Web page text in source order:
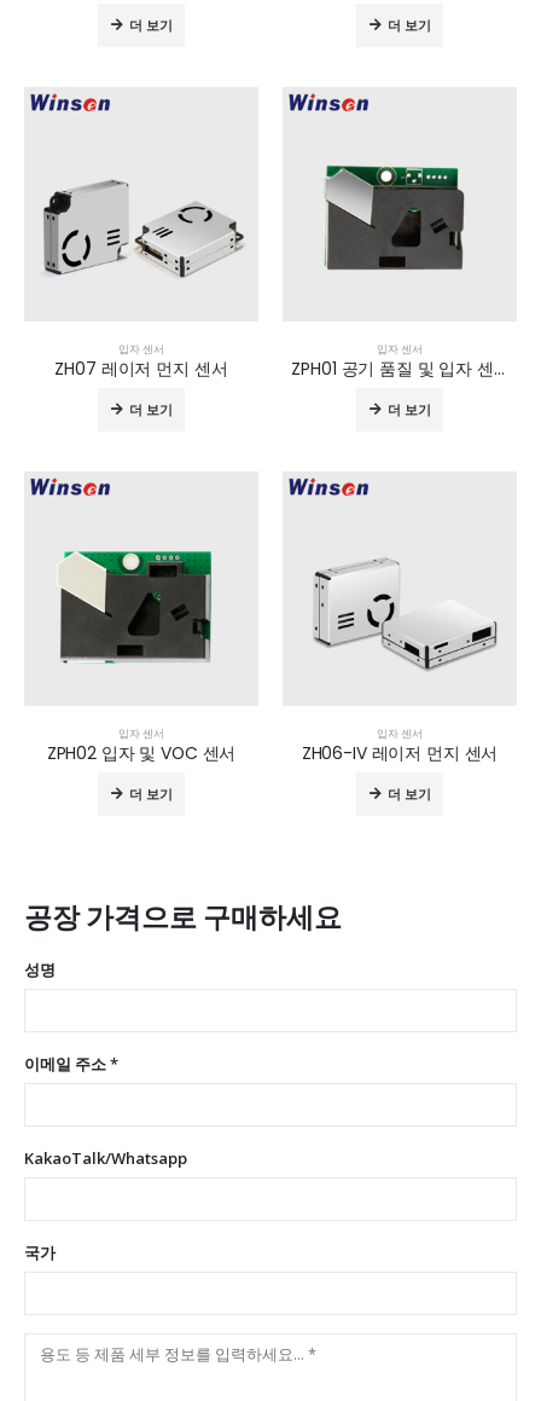
더 보기 더 보기
입자 센서
ZH07 레이저 먼지 센서
더 보기
입자 센서
ZPH01 공기 품질 및 입자 센서
더 보기
입자 센서
ZPH02 입자 및 VOC 센서
더 보기
입자 센서
ZH06-IV 레이저 먼지 센서
더 보기
공장 가격으로 구매하세요
성명
이메일 주소 *
KakaoTalk/Whatsapp
국가